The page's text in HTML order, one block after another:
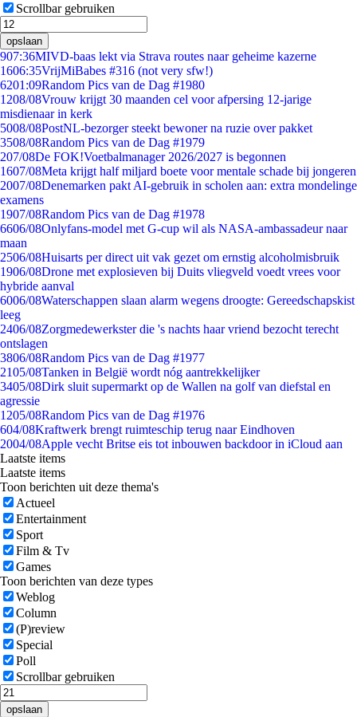
Scrollbar gebruiken
opslaan
907:36MIVD-baas lekt via Strava routes naar geheime kazerne
1606:35VrijMiBabes #316 (not very sfw!)
6201:09Random Pics van de Dag #1980
1208/08Vrouw krijgt 30 maanden cel voor afpersing 12-jarige
misdienaar in kerk
5008/08PostNL-bezorger steekt bewoner na ruzie over pakket
3508/08Random Pics van de Dag #1979
207/08De FOK!Voetbalmanager 2026/2027 is begonnen
1607/08Meta krijgt half miljard boete voor mentale schade bij jongeren
2007/08Denemarken pakt AI-gebruik in scholen aan: extra mondelinge
examens
1907/08Random Pics van de Dag #1978
6606/08Onlyfans-model met G-cup wil als NASA-ambassadeur naar
maan
2506/08Huisarts per direct uit vak gezet om ernstig alcoholmisbruik
1906/08Drone met explosieven bij Duits vliegveld voedt vrees voor
hybride aanval
6006/08Waterschappen slaan alarm wegens droogte: Gereedschapskist
leeg
2406/08Zorgmedewerkster die 's nachts haar vriend bezocht terecht
ontslagen
3806/08Random Pics van de Dag #1977
2105/08Tanken in België wordt nóg aantrekkelijker
3405/08Dirk sluit supermarkt op de Wallen na golf van diefstal en
agressie
1205/08Random Pics van de Dag #1976
604/08Kraftwerk brengt ruimteschip terug naar Eindhoven
2004/08Apple vecht Britse eis tot inbouwen backdoor in iCloud aan
Laatste items
Laatste items
Toon berichten uit deze thema's
Actueel
Entertainment
Sport
Film & Tv
Games
Toon berichten van deze types
Weblog
Column
(P)review
Special
Poll
Scrollbar gebruiken
opslaan